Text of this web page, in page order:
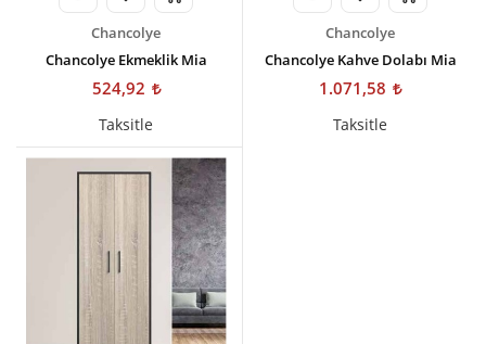
Çocuk Gereçleri
Motorsikletler
Chancolye
Chancolye Ekmeklik Mia
524,92
Taksitle
Chancolye
Chancolye Kahve Dolabı Mia
1.071,58
Taksitle